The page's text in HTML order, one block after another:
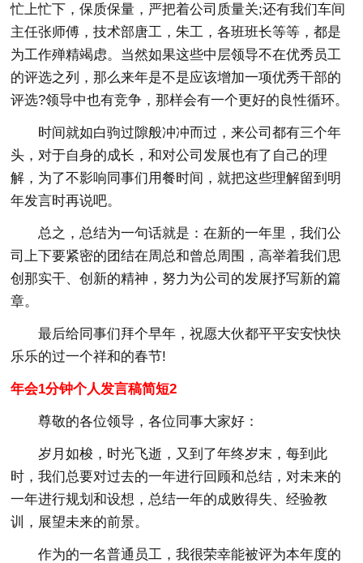
忙上忙下，保质保量，严把着公司质量关;还有我们车间
主任张师傅，技术部唐工，朱工，各班班长等等，都是
为工作殚精竭虑。当然如果这些中层领导不在优秀员工
的评选之列，那么来年是不是应该增加一项优秀干部的
评选?领导中也有竞争，那样会有一个更好的良性循环。
时间就如白驹过隙般冲冲而过，来公司都有三个年
头，对于自身的成长，和对公司发展也有了自己的理
解，为了不影响同事们用餐时间，就把这些理解留到明
年发言时再说吧。
总之，总结为一句话就是：在新的一年里，我们公
司上下要紧密的团结在周总和曾总周围，高举着我们思
创那实干、创新的精神，努力为公司的发展抒写新的篇
章。
最后给同事们拜个早年，祝愿大伙都平平安安快快
乐乐的过一个祥和的春节!
年会1分钟个人发言稿简短2
尊敬的各位领导，各位同事大家好：
岁月如梭，时光飞逝，又到了年终岁末，每到此
时，我们总要对过去的一年进行回顾和总结，对未来的
一年进行规划和设想，总结一年的成败得失、经验教
训，展望未来的前景。
作为的一名普通员工，我很荣幸能被评为本年度的